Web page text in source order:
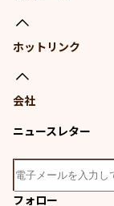
ホットリンク
会社
ニュースレター
フォロー